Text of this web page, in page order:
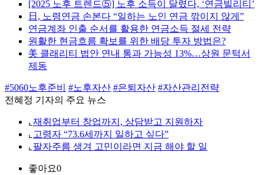
[2025 노후 트렌드⑤] 노후 소득이 달렸다, ‘연금빌리티’
日, 노령연금 손본다 “일하는 노인 연금 깎이지 않게”
연금계좌 인출 순서를 활용한 연금소득 절세 전략
원활한 현금흐름 확보를 위한 배당 투자 방법은?
美 클래리티 법안 연내 통과 가능성 13%…상원 문턱서
제동
#5060노후준비 #노후자산 #은퇴자산 #자산관리전략
전혜정 기자의 주요 뉴스
⌞ 재취업부터 창업까지, 상담받고 지원하자
⌞ 고령자 “73.6세까지 일하고 싶다”
⌞ 팔자주름 생겨 고민이라면 지금 해야 할 일
좋아요0